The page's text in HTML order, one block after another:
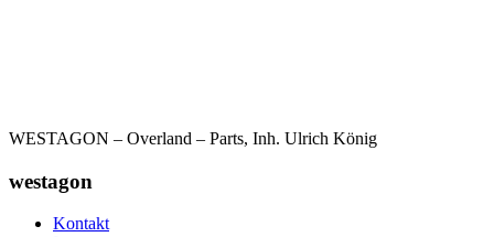
WESTAGON – Overland – Parts, Inh. Ulrich König
westagon
Kontakt